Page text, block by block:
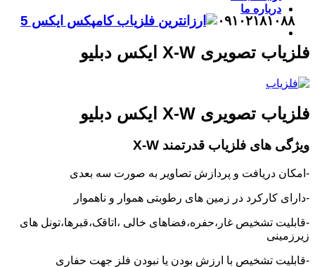
درباره ما
۰۹۱۰۲۱۸۱۰۸۸
فلزیاب تصویری X-W ایکس دبلیو
فلزیاب تصویری X-W ایکس دبلیو
ویژگی های فلزیاب قدرتمند X-W
-امکان دریافت و پردازش تصاویر به صورت سه بعدی
-دارای کارکرد در زمین های رطوبتی هموار و ناهموار
-قابلیت تشخیص غار،حفره،فضاهای خالی ،اتاقک،قبرها،تونل های
زیرزمینی
-قابلیت تشخیص با ارزش بودن یا نبودن فلز جهت حفاری